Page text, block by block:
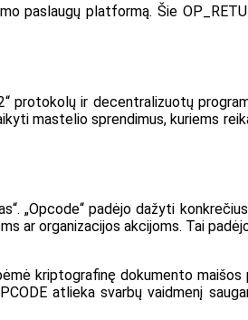
paslaugų platformą. Šie
protokolų ir decentralizuotų
mastelio sprendimus, kuriems
„Opcode“ padėjo dažyti konkrečius
ar organizacijos akcijoms. Tai
kriptografinę dokumento
atlieka svarbų vaidmenį